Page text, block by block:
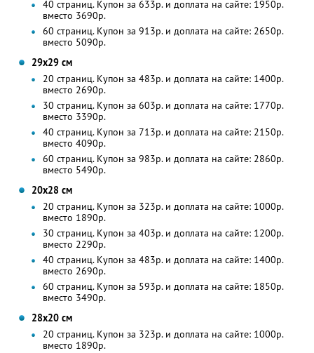
40 страниц. Купон за 633р. и доплата на сайте: 1950р.
вместо 3690р.
60 страниц. Купон за 913р. и доплата на сайте: 2650р.
вместо 5090р.
29х29 см
20 страниц. Купон за 483р. и доплата на сайте: 1400р.
вместо 2690р.
30 страниц. Купон за 603р. и доплата на сайте: 1770р.
вместо 3390р.
40 страниц. Купон за 713р. и доплата на сайте: 2150р.
вместо 4090р.
60 страниц. Купон за 983р. и доплата на сайте: 2860р.
вместо 5490р.
20х28 см
20 страниц. Купон за 323р. и доплата на сайте: 1000р.
вместо 1890р.
30 страниц. Купон за 403р. и доплата на сайте: 1200р.
вместо 2290р.
40 страниц. Купон за 483р. и доплата на сайте: 1400р.
вместо 2690р.
60 страниц. Купон за 593р. и доплата на сайте: 1850р.
вместо 3490р.
28х20 см
20 страниц. Купон за 323р. и доплата на сайте: 1000р.
вместо 1890р.